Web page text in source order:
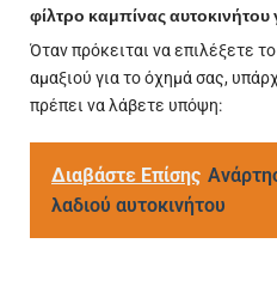
φίλτρο καμπίνας αυτοκινήτου
Όταν πρόκειται να επιλέξετε
αμαξιού για το όχημά σας,
πρέπει να λάβετε υπόψη:
Διαβάστε Επίσης
λαδιού αυτοκινήτου